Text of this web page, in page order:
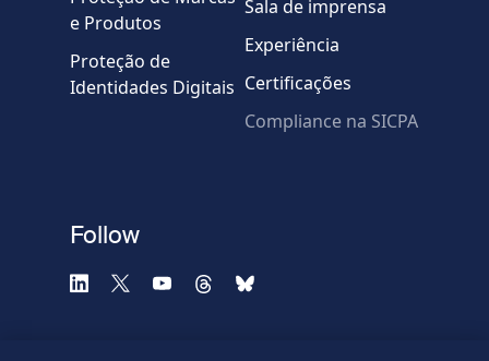
* Campos obrigatórios
e Produtos
Proteção de
Identidades Digitais
Sala de imprensa
Experiência
Certificações
Compliance na SICPA
Follow